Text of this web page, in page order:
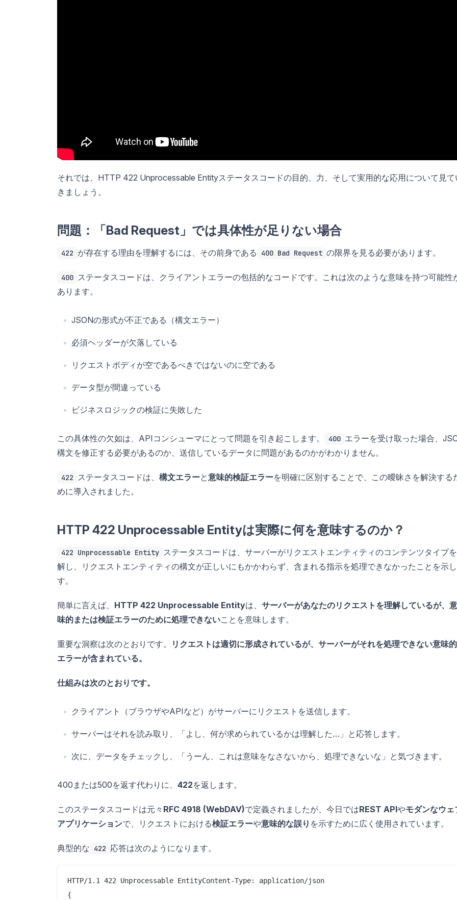
それでは、HTTP 422 Unprocessable Entityステータスコードの目的、力、そして実用的な応用について見て
きましょう。
問題：「Bad Request」では具体性が足りない場合
422 が存在する理由を理解するには、その前身である 400 Bad Request の限界を見る必要があります。
400 ステータスコードは、クライアントエラーの包括的なコードです。これは次のような意味を持つ可能性
あります。
JSONの形式が不正である（構文エラー）
必須ヘッダーが欠落している
リクエストボディが空であるべきではないのに空である
データ型が間違っている
ビジネスロジックの検証に失敗した
この具体性の欠如は、APIコンシューマにとって問題を引き起こします。 400 エラーを受け取った場合、
構文を修正する必要があるのか、送信しているデータに問題があるのかがわかりません。
422 ステータスコードは、 構文エラーと意味的検証エラーを明確に区別することで、この曖昧さを解決する
めに導入されました。
HTTP 422 Unprocessable Entityは実際に何を意味するのか？
422 Unprocessable Entity ステータスコードは、サーバーがリクエストエンティティのコンテンツタイプ
解し、リクエストエンティティの構文が正しいにもかかわらず、含まれる指示を処理できなかったことを示
す。
簡単に言えば、 HTTP 422 Unprocessable Entityは、 サーバーがあなたのリクエストを理解しているが、意
味的または検証エラーのために処理できないことを意味します。
重要な洞察は次のとおりです。
リクエストは適切に形成されているが、サーバーがそれを処理できない意味
エラーが含まれている。
仕組みは次のとおりです。
クライアント（ブラウザやAPIなど）がサーバーにリクエストを送信します。
サーバーはそれを読み取り、「よし、何が求められているかは理解した…」と応答します。
次に、データをチェックし、「うーん、これは意味をなさないから、処理できないな」と気づきます。
400または500を返す代わりに、 422を返します。
このステータスコードは元々 RFC 4918 (WebDAV)で定義されましたが、今日ではREST APIやモダンなウェ
アプリケーションで、リクエストにおける検証エラーや意味的な誤り を示すために広く使用されています。
典型的な 422 応答は次のようになります。
HTTP/1.1 422 Unprocessable EntityContent-Type: application/json
{